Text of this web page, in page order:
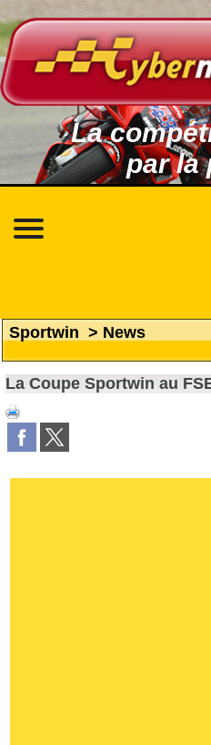
La
par la
Sportwin > News
La Coupe Sportwin au